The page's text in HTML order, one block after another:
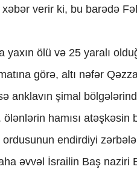
xəbər verir ki, bu barədə
yaxın ölü və 25 yaralı
görə, altı nəfər
anklavın şimal
hamısı atəşkəsin
endirdiyi
əvvəl İsrailin Baş naziri